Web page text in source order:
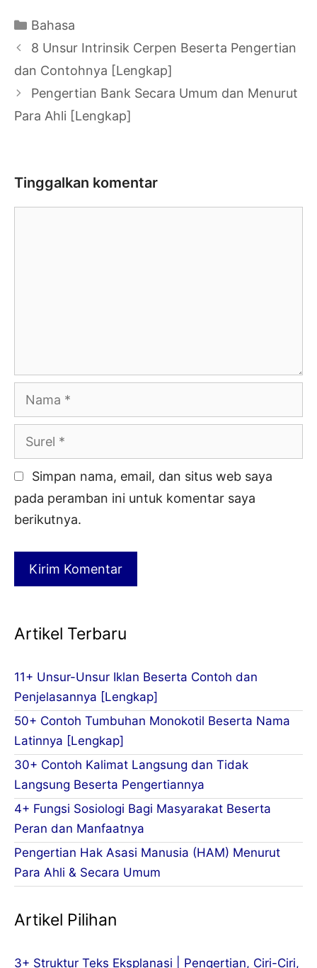
Kategori
Bahasa
Navigasi
Tulisan
8 Unsur Intrinsik Cerpen Beserta Pengertian
dan Contohnya [Lengkap]
Pengertian Bank Secara Umum dan Menurut
Para Ahli [Lengkap]
Tinggalkan komentar
Nama
Surel
Simpan nama, email, dan situs web saya
pada peramban ini untuk komentar saya
berikutnya.
Artikel Terbaru
11+ Unsur-Unsur Iklan Beserta Contoh dan
Penjelasannya [Lengkap]
50+ Contoh Tumbuhan Monokotil Beserta Nama
Latinnya [Lengkap]
30+ Contoh Kalimat Langsung dan Tidak
Langsung Beserta Pengertiannya
4+ Fungsi Sosiologi Bagi Masyarakat Beserta
Peran dan Manfaatnya
Pengertian Hak Asasi Manusia (HAM) Menurut
Para Ahli & Secara Umum
Artikel Pilihan
3+ Struktur Teks Eksplanasi | Pengertian, Ciri-Ciri,